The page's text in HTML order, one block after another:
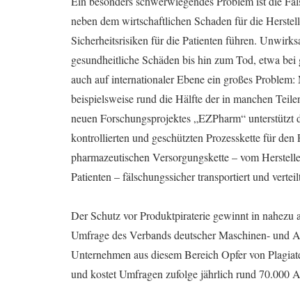
neben dem wirtschaftlichen Schaden für die
Sicherheitsrisiken für die Patienten führen.
gesundheitliche Schäden bis hin zum Tod, etwa
auch auf internationaler Ebene ein großes
beispielsweise rund die Hälfte der in manchen
neuen Forschungsprojektes „EZPharm“
kontrollierten und geschützten Prozesskette für
pharmazeutischen Versorgungskette – vom
Patienten – fälschungssicher transportiert und
Der Schutz vor Produktpiraterie gewinnt in nahezu
Umfrage des Verbands deutscher Maschinen-
Unternehmen aus diesem Bereich Opfer von
und kostet Umfragen zufolge jährlich rund 70.000